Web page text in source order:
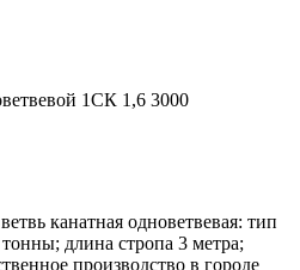
1СК 1,6 3000
канатная одноветвевая: тип
длина стропа 3 метра;
производство в городе